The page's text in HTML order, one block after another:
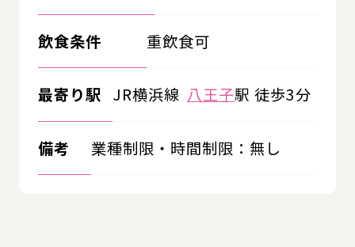
飲食条件 重飲食可
最寄り駅 JR横浜線 八王子駅 徒歩3分
備考 業種制限・時間制限：無し